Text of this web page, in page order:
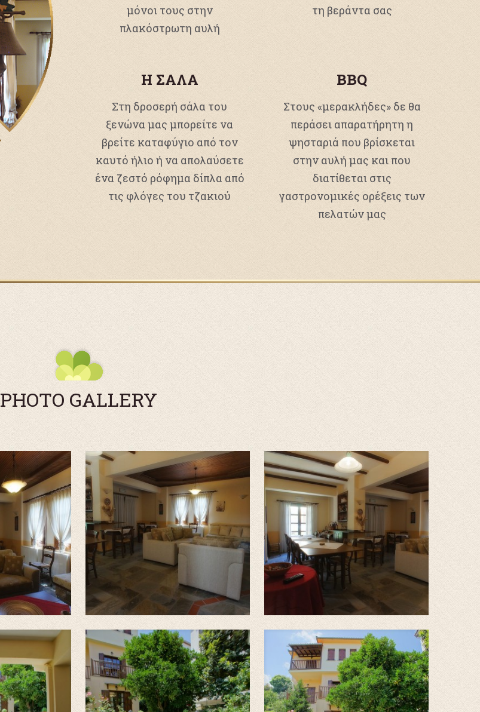
μόνοι τους στην
πλακόστρωτη αυλή
τη βεράντα σας
Η ΣΑΛΑ
Στη δροσερή σάλα του
ξενώνα μας μπορείτε να
βρείτε καταφύγιο από τον
καυτό ήλιο ή να απολαύσετε
ένα ζεστό ρόφημα δίπλα από
τις φλόγες του τζακιού
BBQ
Στους «μερακλήδες» δε θα
περάσει απαρατήρητη η
ψησταριά που βρίσκεται
στην αυλή μας και που
διατίθεται στις
γαστρονομικές ορέξεις των
πελατών μας
PHOTO GALLERY